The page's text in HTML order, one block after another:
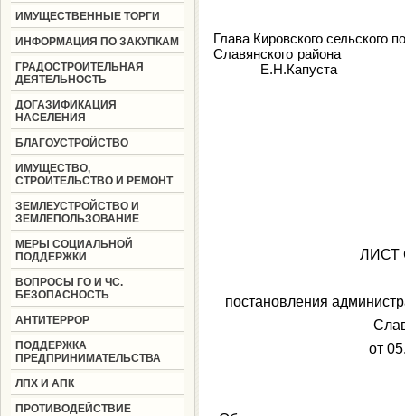
ИМУЩЕСТВЕННЫЕ ТОРГИ
ИНФОРМАЦИЯ ПО ЗАКУПКАМ
ГРАДОСТРОИТЕЛЬНАЯ
ДЕЯТЕЛЬНОСТЬ
ДОГАЗИФИКАЦИЯ
НАСЕЛЕНИЯ
БЛАГОУСТРОЙСТВО
ИМУЩЕСТВО,
СТРОИТЕЛЬСТВО И РЕМОНТ
ЗЕМЛЕУСТРОЙСТВО И
ЗЕМЛЕПОЛЬЗОВАНИЕ
МЕРЫ СОЦИАЛЬНОЙ
ПОДДЕРЖКИ
ВОПРОСЫ ГО И ЧС.
БЕЗОПАСНОСТЬ
АНТИТЕРРОР
ПОДДЕРЖКА
ПРЕДПРИНИМАТЕЛЬСТВА
ЛПХ И АПК
ПРОТИВОДЕЙСТВИЕ
Глава Кировского сельского
Е.Н.Капуста
ЛИСТ
постановления
от